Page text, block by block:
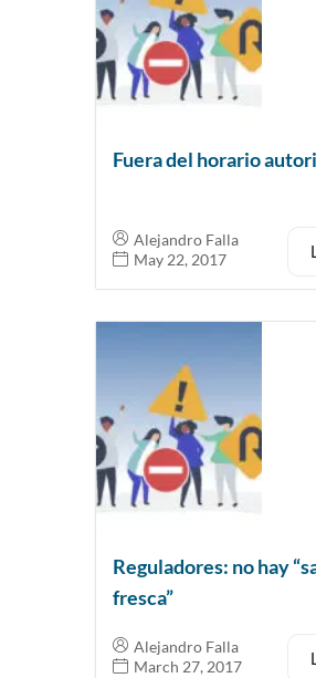
Fuera del horario
Alejandro Falla
May 22, 2017
Reguladores: no hay
fresca”
Alejandro Falla
March 27, 2017